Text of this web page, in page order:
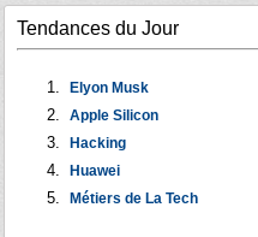
Tendances du Jour
Elyon Musk
Apple Silicon
Hacking
Huawei
Métiers de La Tech